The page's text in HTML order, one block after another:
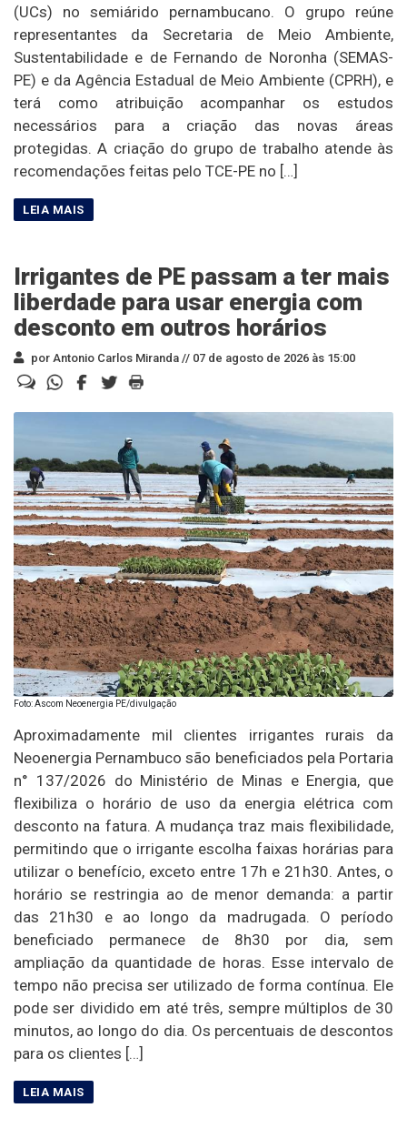
(UCs) no semiárido pernambucano. O grupo reúne
representantes da Secretaria de Meio Ambiente,
Sustentabilidade e de Fernando de Noronha (SEMAS-
PE) e da Agência Estadual de Meio Ambiente (CPRH), e
terá como atribuição acompanhar os estudos
necessários para a criação das novas áreas
protegidas. A criação do grupo de trabalho atende às
recomendações feitas pelo TCE-PE no […]
Irrigantes de PE passam a ter mais
liberdade para usar energia com
desconto em outros horários
por Antonio Carlos Miranda // 07 de agosto de 2026 às 15:00
Foto: Ascom Neoenergia PE/divulgação
Aproximadamente mil clientes irrigantes rurais da
Neoenergia Pernambuco são beneficiados pela Portaria
n° 137/2026 do Ministério de Minas e Energia, que
flexibiliza o horário de uso da energia elétrica com
desconto na fatura. A mudança traz mais flexibilidade,
permitindo que o irrigante escolha faixas horárias para
utilizar o benefício, exceto entre 17h e 21h30. Antes, o
horário se restringia ao de menor demanda: a partir
das 21h30 e ao longo da madrugada. O período
beneficiado permanece de 8h30 por dia, sem
ampliação da quantidade de horas. Esse intervalo de
tempo não precisa ser utilizado de forma contínua. Ele
pode ser dividido em até três, sempre múltiplos de 30
minutos, ao longo do dia. Os percentuais de descontos
para os clientes […]